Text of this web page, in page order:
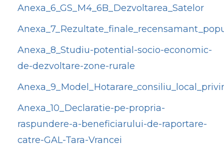
Anexa_6_GS_M4_6B_Dezvoltarea_Satelor
Anexa_8_Studiu-potential-socio-economic-
de-dezvoltare-zone-rurale
Anexa_10_Declaratie-pe-propria-
raspundere-a-beneficiarului-de-raportare-
catre-GAL-Tara-Vrancei